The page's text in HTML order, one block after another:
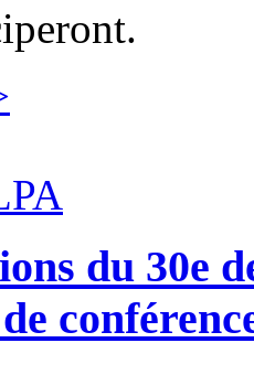
du 30e